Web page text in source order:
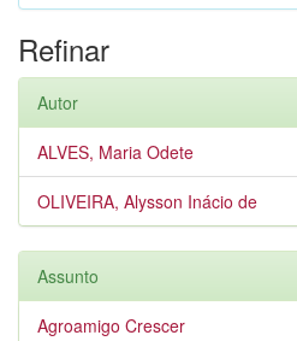
Refinar
Autor
ALVES, Maria Odete
OLIVEIRA, Alysson Inácio de
Assunto
Agroamigo Crescer